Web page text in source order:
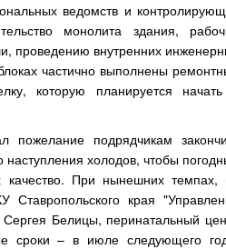
ведомств и
монолита здания,
проведению внутренних
частично выполнены
которую планируется
пожелание подрядчикам
холодов, чтобы
При нынешних темпах,
Ставропольского края
Сергея Белицы, перинатальный
сроки – в июле следующего